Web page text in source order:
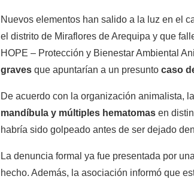
Nuevos elementos han salido a la luz en el
el distrito de Miraflores de Arequipa y que
HOPE – Protección y Bienestar Ambiental
graves que apuntarían a un presunto caso
De acuerdo con la organización animalista,
mandíbula y múltiples hematomas en
habría sido golpeado antes de ser dejado
La denuncia formal ya fue presentada por
hecho. Además, la asociación informó que